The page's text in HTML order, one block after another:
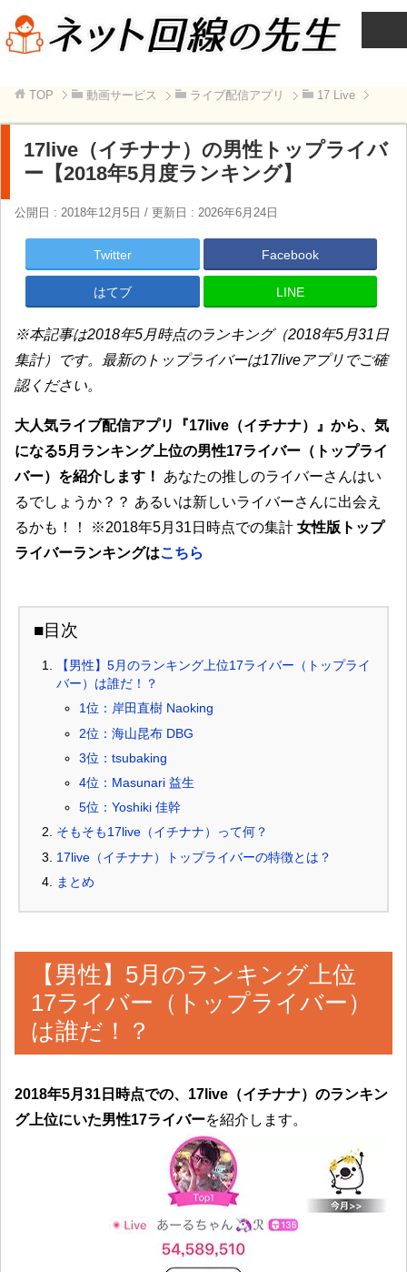
TOP 動画サービス ライブ配信アプリ 17 Live
17live（イチナナ）の男性トップライバ
ー【2018年5月度ランキング】
公開日 : 2018年12月5日 / 更新日 : 2026年6月24日
Twitter Facebook
はてブ LINE
※本記事は2018年5月時点のランキング（2018年5月31日
集計）です。最新のトップライバーは17liveアプリでご確
認ください。
大人気ライブ配信アプリ『17live（イチナナ）』から、気
になる5月ランキング上位の男性17ライバー（トップライ
バー）を紹介します！
あなたの推しのライバーさんはい
るでしょうか？？ あるいは新しいライバーさんに出会え
るかも！！ ※2018年5月31日時点での集計 女性版トップ
ライバーランキングはこちら
■目次
【男性】5月のランキング上位17ライバー（トップライ
バー）は誰だ！？
1位：岸田直樹 Naoking
2位：海山昆布 DBG
3位：tsubaking
4位：Masunari 益生
5位：Yoshiki 佳幹
そもそも17live（イチナナ）って何？
17live（イチナナ）トップライバーの特徴とは？
まとめ
【男性】5月のランキング上位
17ライバー（トップライバー）
は誰だ！？
2018年5月31日時点での、17live（イチナナ）のランキン
グ上位にいた男性17ライバーを紹介します。